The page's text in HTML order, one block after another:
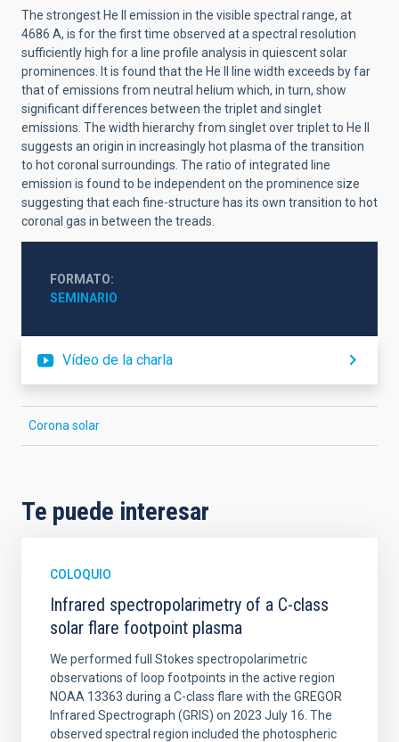
The strongest He II emission in the visible spectral range, at
4686 A, is for the first time observed at a spectral resolution
sufficiently high for a line profile analysis in quiescent solar
prominences. It is found that the He II line width exceeds by far
that of emissions from neutral helium which, in turn, show
significant differences between the triplet and singlet
emissions. The width hierarchy from singlet over triplet to He II
suggests an origin in increasingly hot plasma of the transition
to hot coronal surroundings. The ratio of integrated line
emission is found to be independent on the prominence size
suggesting that each fine-structure has its own transition to hot
coronal gas in between the treads.
FORMATO
SEMINARIO
Vídeo de la charla
Corona solar
Te puede interesar
COLOQUIO
Infrared spectropolarimetry of a C-class
solar flare footpoint plasma
We performed full Stokes spectropolarimetric
observations of loop footpoints in the active region
NOAA 13363 during a C-class flare with the GREGOR
Infrared Spectrograph (GRIS) on 2023 July 16. The
observed spectral region included the photospheric